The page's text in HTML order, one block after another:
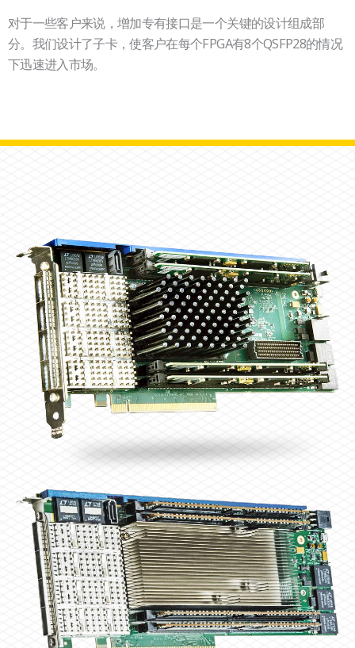
对于一些客户来说，增加专有接口是一个关键的设计组成部
分。我们设计了子卡，使客户在每个FPGA有8个QSFP28的情况
下迅速进入市场。